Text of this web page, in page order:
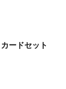
カードセット